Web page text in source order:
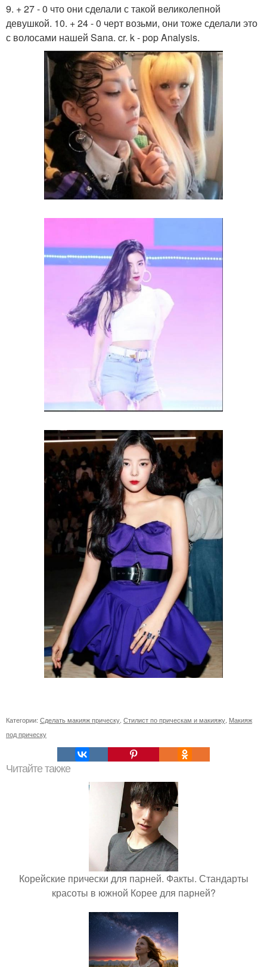
9. + 27 - 0 что они сделали с такой великолепной
девушкой. 10. + 24 - 0 черт возьми, они тоже сделали это
с волосами нашей Sana. cr. k - pop Analysis.
Категории: Сделать макияж прическу Стилист по прическам и макияжу Макияж
под прическу
Читайте также
Корейские прически для парней. Факты. Стандарты
красоты в южной Корее для парней?